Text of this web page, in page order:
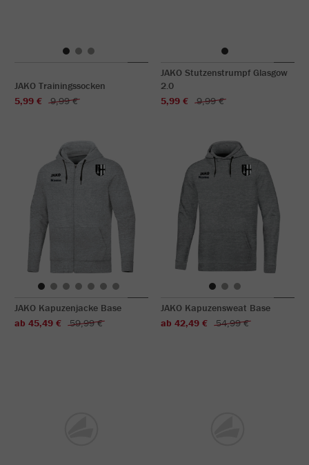
JAKO Trainingssocken
5,99 €
9,99 €
JAKO Stutzenstrumpf Glasgow
2.0
5,99 €
9,99 €
JAKO Kapuzenjacke Base
ab 45,49 €
59,99 €
JAKO Kapuzensweat Base
ab 42,49 €
54,99 €